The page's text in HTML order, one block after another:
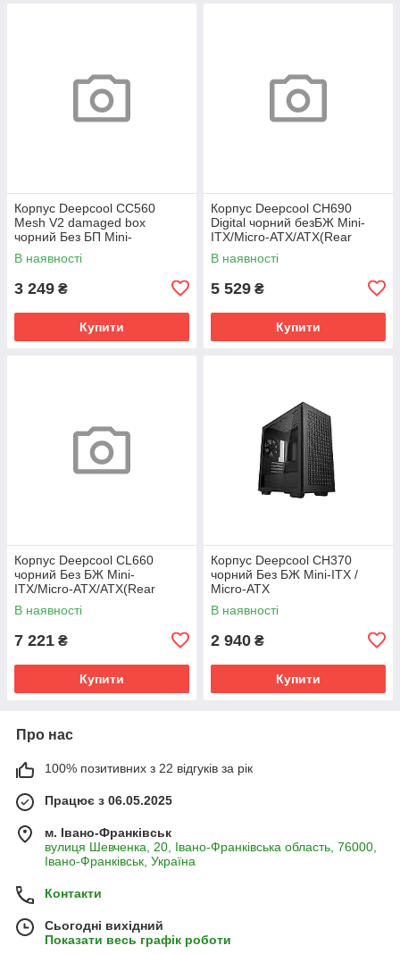
Корпус Deepcool CC560
Mesh V2 damaged box
чорний Без БП Mini-
ITX/Micro-
ATX/ATX,2x3.5,2+1*2.5";
В наявності
3 249 ₴
Купити
Корпус Deepcool CH690
Digital чорний безБЖ Mini-
ITX/Micro-ATX/ATX(Rear
Connect)/Micro-ATX(Rear
Conn)
В наявності
5 529 ₴
Купити
Корпус Deepcool CL660
чорний Без БЖ Mini-
ITX/Micro-ATX/ATX(Rear
Connector)/Micro-ATX(Rear
Conn)
В наявності
7 221 ₴
Купити
Корпус Deepcool CH370
чорний Без БЖ Mini-ITX /
Micro-ATX
чорный.,2x3.5,2+1*2.5";413×2
15×431мм(L×W×H)
В наявності
2 940 ₴
Купити
Про нас
100% позитивних з 22 відгуків за рік
Працює з 06.05.2025
м. Івано-Франківськ
вулиця Шевченка, 20, Івано-Франківська область, 76000,
Івано-Франківськ, Україна
Контакти
Сьогодні вихідний
Показати весь графік роботи